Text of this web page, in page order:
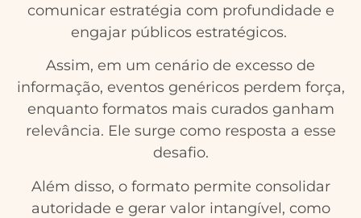
comunicar estratégia com profundidade e
engajar públicos estratégicos.
Assim, em um cenário de excesso de
informação, eventos genéricos perdem força,
enquanto formatos mais curados ganham
relevância. Ele surge como resposta a esse
desafio.
Além disso, o formato permite consolidar
autoridade e gerar valor intangível, como